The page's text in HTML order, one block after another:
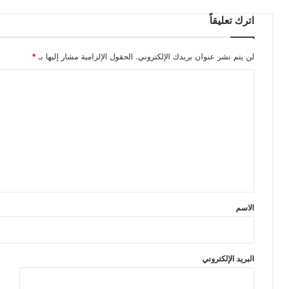
اترك تعليقاً
لن يتم نشر عنوان بريدك الإلكتروني. الحقول الإلزامية مشار إليها بـ *
*
الاسم
البريد الإلكتروني